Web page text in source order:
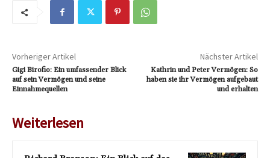
Vorheriger Artikel
Gigi Birofio: Ein umfassender Blick
auf sein Vermögen und seine
Einnahmequellen
Nächster Artikel
Kathrin und Peter Vermögen: So
haben sie ihr Vermögen aufgebaut
und erhalten
Weiterlesen